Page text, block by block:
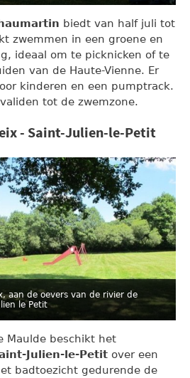
biedt van half juli tot
zwemmen in een groene en
ideaal om te picknicken of te
van de Haute-Vienne. Er
kinderen en een pumptrack.
tot de zwemzone.
- Saint-Julien-le-Petit
aan de oevers van de rivier de
le Petit
Maulde beschikt het
Julien-le-Petit over een
badtoezicht gedurende de